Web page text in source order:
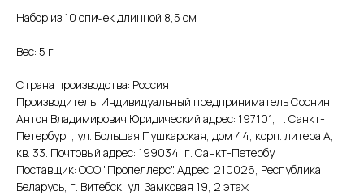
Набор из 10 спичек длинной 8,5 см
Вес: 5 г
Страна производства: Россия
Производитель: Индивидуальный предприниматель Соснин
Антон Владимирович Юридический адрес: 197101, г. Санкт-
Петербург, ул. Большая Пушкарская, дом 44, корп. литера А,
кв. 33. Почтовый адрес: 199034, г. Санкт-Петербу
Поставщик: ООО "Пропеллерс". Адрес: 210026, Республика
Беларусь, г. Витебск, ул. Замковая 19, 2 этаж